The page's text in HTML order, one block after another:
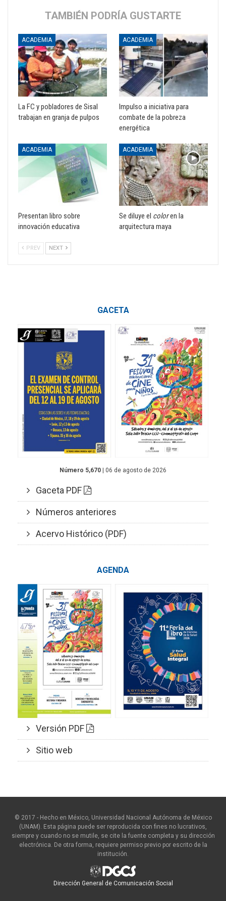
TAMBIÉN PODRÍA GUSTARTE
ACADEMIA
La FC y pobladores de Sisal
trabajan en granja de pulpos
ACADEMIA
Impulso a iniciativa para
combate de la pobreza
energética
ACADEMIA
Presentan libro sobre
innovación educativa
ACADEMIA
Se diluye el coloren la
arquitectura maya
PREV NEXT
GACETA
Número 5,670 | 06 de agosto de 2026
Gaceta PDF
Números anteriores
Acervo Histórico (PDF)
AGENDA
Versión PDF
Sitio web
© 2017 - Hecho en México, Universidad Nacional Autónoma de México
(UNAM). Esta página puede ser reproducida con fines no lucrativos,
siempre y cuando no se mutile, se cite la fuente completa y su dirección
electrónica. De otra forma, requiere permiso previo por escrito de la
institución.
Dirección General de Comunicación Social